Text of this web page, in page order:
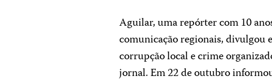
Aguilar, uma repórter com 10
comunicação regionais, divulgou
corrupção local e crime
jornal. Em 22 de outubro